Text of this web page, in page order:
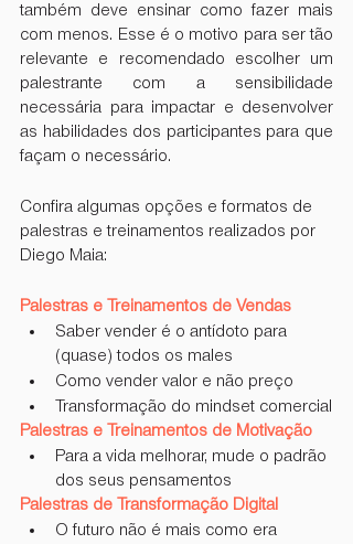
também deve ensinar como fazer mais
com menos. Esse é o motivo para ser tão
relevante e recomendado escolher um
palestrante com a sensibilidade
necessária para impactar e desenvolver
as habilidades dos participantes para que
façam o necessário.
Confira algumas opções e formatos de
palestras e treinamentos realizados por
Diego Maia:
Palestras e Treinamentos de Vendas
Saber vender é o antídoto para
(quase) todos os males
Como vender valor e não preço
Transformação do mindset comercial
Palestras e Treinamentos de Motivação
Para a vida melhorar, mude o padrão
dos seus pensamentos
Palestras de Transformação Digital
O futuro não é mais como era